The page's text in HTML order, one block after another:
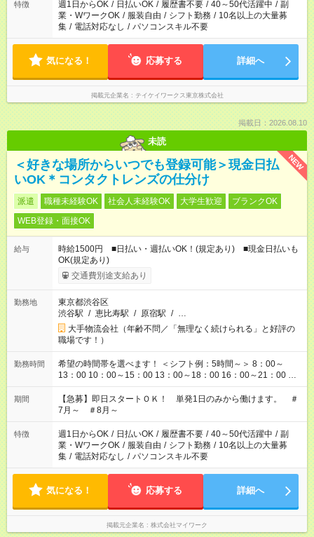
特徴 週1日からOK / 日払いOK / 履歴書不要 / 40～50代活躍中 / 副
業・WワークOK / 服装自由 / シフト勤務 / 10名以上の大量募
集 / 電話対応なし / パソコンスキル不要
気になる！ 応募する 詳細へ
掲載元企業名 テイケイワークス東京株式会社
掲載日：2026.08.10
未読
NEW
＜好きな場所からいつでも登録可能＞現金日払
いOK＊コンタクトレンズの仕分け
派遣 職種未経験OK 社会人未経験OK 大学生歓迎
ブランクOK
WEB登録・面接OK
給与
時給1500円 ■日払い・週払いOK！(規定あり) ■現金日払いも
OK(規定あり)
交通費別途支給あり
勤務地
東京都渋谷区
渋谷駅 / 恵比寿駅 / 原宿駅 / …
大手物流会社（年齢不問／「無理なく続けられる」と好評の
職場です！）
勤務時間
希望の時間帯を選べます！ ＜シフト例：5時間～＞ 8：00～
13：00 10：00～15：00 13：00～18：00 16：00～21：00 ＜
シフト例：8時間～＞ ・10：00～19：00 ・13：00～22：00 ・
22：00～翌6：00 など！是非ご希望をお聞かせください！
期間
【急募】即日スタートＯＫ！ 単発1日のみから働けます。 ＃
7月～ ＃8月～
特徴 週1日からOK / 日払いOK / 履歴書不要 / 40～50代活躍中 / 副
業・WワークOK / 服装自由 / シフト勤務 / 10名以上の大量募
集 / 電話対応なし / パソコンスキル不要
気になる！ 応募する 詳細へ
掲載元企業名 株式会社マイワーク